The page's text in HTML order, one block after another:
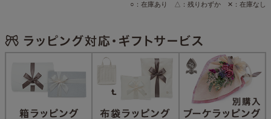
○：在庫あり △：残りわずか ✕：在庫なし